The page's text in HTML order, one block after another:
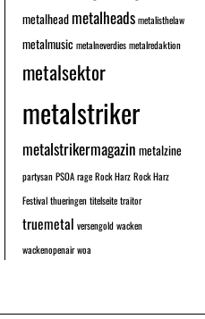
metalhead metalheadsmetalisthelaw
metalmusic metalneverdiesmetalredaktion
metalsektor
metalstriker
metalstrikermagazin metalzine
partysanPSOArageRock HarzRock Harz
Festivalthueringentitelseitetraitor
truemetal versengoldwacken
wackenopenairwoa